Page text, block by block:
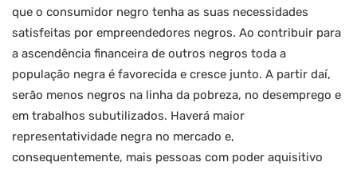
que o consumidor negro tenha as suas necessidades
satisfeitas por empreendedores negros. Ao contribuir para
a ascendência financeira de outros negros toda a
população negra é favorecida e cresce junto. A partir daí,
serão menos negros na linha da pobreza, no desemprego e
em trabalhos subutilizados. Haverá maior
representatividade negra no mercado e,
consequentemente, mais pessoas com poder aquisitivo